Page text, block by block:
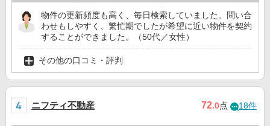
物件の更新頻度も高く、毎日検索していました。問い合
わせもしやすく、繁忙期でしたが希望に近い物件を契約
することができました。（50代／女性）
その他の口コミ・評判
ニフティ不動産 72.0点 18件